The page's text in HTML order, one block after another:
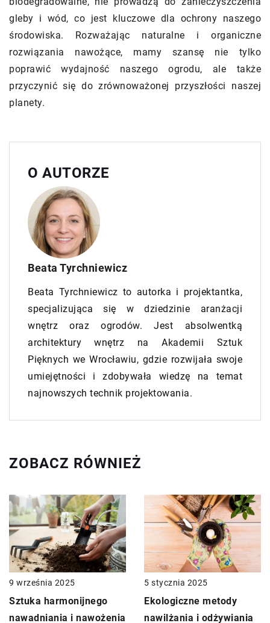
gleby i wód, co jest kluczowe dla ochrony naszego
środowiska. Rozważając naturalne i organiczne
rozwiązania nawożące, mamy szansę nie tylko
poprawić wydajność naszego ogrodu, ale także
przyczynić się do zrównoważonej przyszłości naszej
planety.
O AUTORZE
Beata Tyrchniewicz
Beata Tyrchniewicz to autorka i projektantka,
specjalizująca się w dziedzinie aranżacji
wnętrz oraz ogrodów. Jest absolwentką
architektury wnętrz na Akademii Sztuk
Pięknych we Wrocławiu, gdzie rozwijała swoje
umiejętności i zdobywała wiedzę na temat
najnowszych technik projektowania.
ZOBACZ RÓWNIEŻ
9 września 2025
Sztuka harmonijnego
nawadniania i nawożenia
5 stycznia 2025
Ekologiczne metody
nawilżania i odżywiania